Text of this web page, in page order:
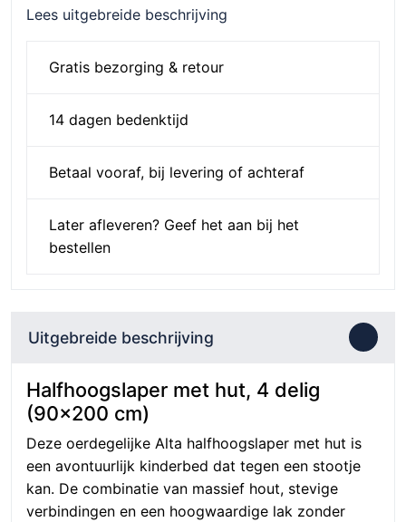
Lees uitgebreide beschrijving
Gratis bezorging & retour
14 dagen bedenktijd
Betaal vooraf, bij levering of achteraf
Later afleveren? Geef het aan bij het
bestellen
Uitgebreide beschrijving
Halfhoogslaper met hut, 4 delig
(90×200 cm)
Deze oerdegelijke Alta halfhoogslaper met hut is
een avontuurlijk kinderbed dat tegen een stootje
kan. De combinatie van massief hout, stevige
verbindingen en een hoogwaardige lak zonder